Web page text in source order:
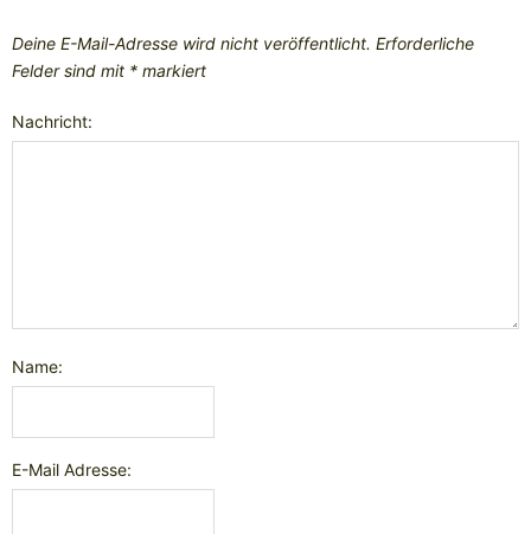
Deine E-Mail-Adresse wird nicht veröffentlicht. Erforderliche
Felder sind mit * markiert
Nachricht:
Name:
E-Mail Adresse: